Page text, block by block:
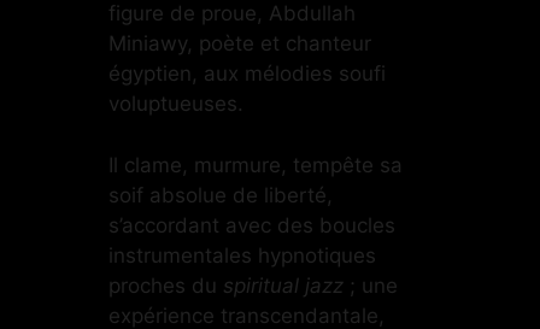
figure de proue, Abdullah
Miniawy, poète et chanteur
égyptien, aux mélodies soufi
voluptueuses.
Il clame, murmure, tempête sa
soif absolue de liberté,
s’accordant avec des boucles
instrumentales hypnotiques
proches du spiritual jazz ; une
expérience transcendantale,